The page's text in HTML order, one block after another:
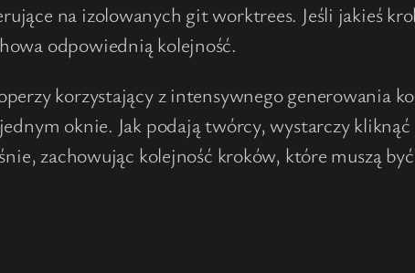
na izolowanych git worktrees. Jeśli jakieś
odpowiednią kolejność.
korzystający z intensywnego generowania
oknie. Jak podają twórcy, wystarczy kliknąć
zachowując kolejność kroków, które muszą